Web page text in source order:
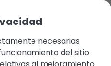
necesarias
del sitio